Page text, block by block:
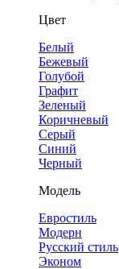
Цвет
Белый
Бежевый
Голубой
Графит
Зеленый
Коричневый
Серый
Синий
Черный
Модель
Евростиль
Модерн
Русский стиль
Эконом